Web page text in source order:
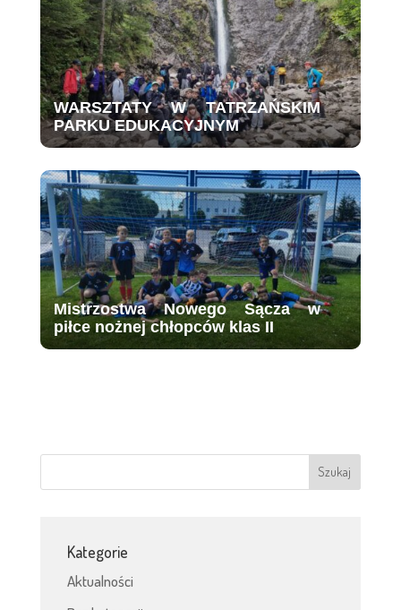
WARSZTATY W TATRZAŃSKIM
PARKU EDUKACYJNYM
Mistrzostwa Nowego Sącza w
piłce nożnej chłopców klas II
Kategorie
Aktualności